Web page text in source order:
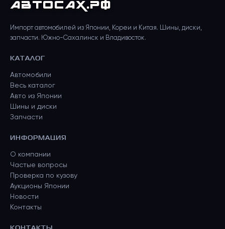
АВТОСАХ.РФ
Импорт автомобилей из Японии, Кореи и Китая. Шины, диски,
запчасти. Южно-Сахалинск и Владивосток.
КАТАЛОГ
Автомобили
Весь каталог
Авто из Японии
Шины и диски
Запчасти
ИНФОРМАЦИЯ
О компании
Частые вопросы
Проверка по кузову
Аукционы Японии
Новости
Контакты